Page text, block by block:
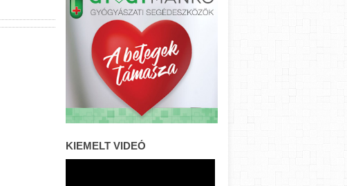
KIEMELT VIDEÓ